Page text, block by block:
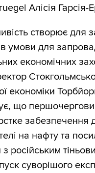
Алісія Гарсія-
створює для
умови для
економічних
економіки
що
забезпечення
на нафту та
з російським
суворішого